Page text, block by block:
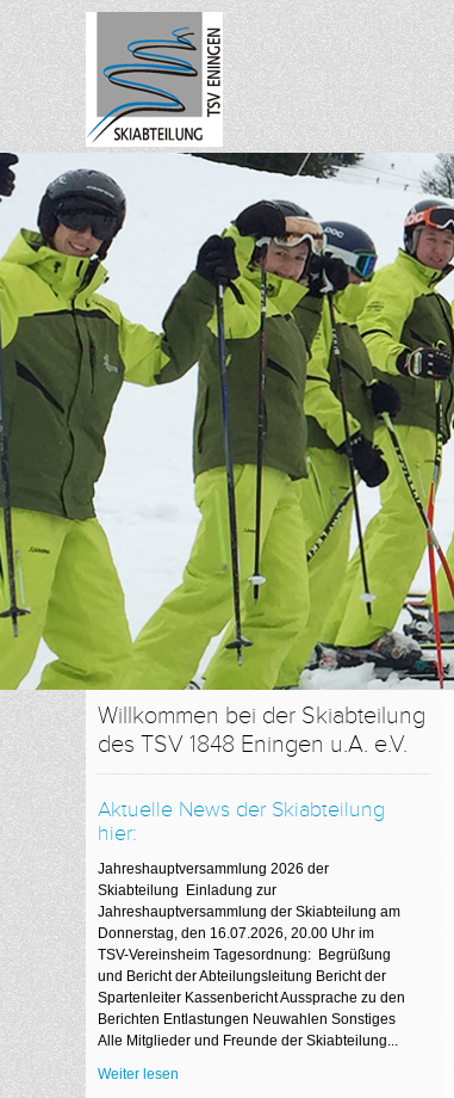
Willkommen bei der Skiabteilung
des TSV 1848 Eningen u.A. e.V.
Aktuelle News der Skiabteilung
hier:
Jahreshauptversammlung 2026 der
Skiabteilung Einladung zur
Jahreshauptversammlung der Skiabteilung am
Donnerstag, den 16.07.2026, 20.00 Uhr im
TSV-Vereinsheim Tagesordnung: Begrüßung
und Bericht der Abteilungsleitung Bericht der
Spartenleiter Kassenbericht Aussprache zu den
Berichten Entlastungen Neuwahlen Sonstiges
Alle Mitglieder und Freunde der Skiabteilung...
Weiter lesen